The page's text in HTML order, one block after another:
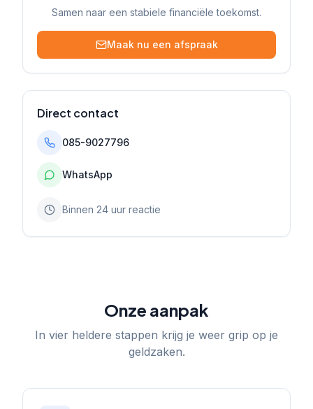
Samen naar een stabiele financiële toekomst.
Maak nu een afspraak
Direct contact
085-9027796
WhatsApp
Binnen 24 uur reactie
Onze aanpak
In vier heldere stappen krijg je weer grip op je
geldzaken.